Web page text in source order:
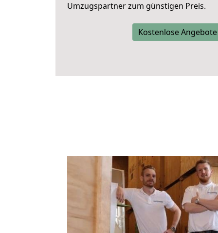
Umzugspartner zum günstigen Preis.
Kostenlose